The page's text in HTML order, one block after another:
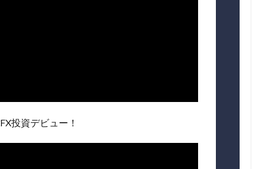
投資デビュー！